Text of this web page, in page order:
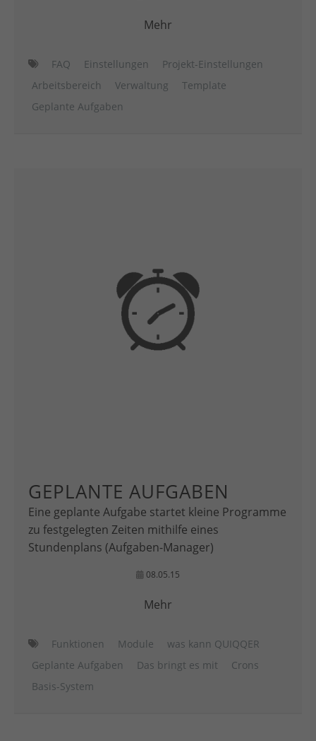
Mehr
FAQ Einstellungen
Projekt-Einstellungen
Arbeitsbereich
Verwaltung
Template
Geplante Aufgaben
GEPLANTE AUFGABEN
Eine geplante Aufgabe startet kleine Programme
zu festgelegten Zeiten mithilfe eines
Stundenplans (Aufgaben-Manager)
08.05.15
Mehr
Funktionen Module
was kann QUIQQER
Geplante Aufgaben
Das bringt es mit
Crons
Basis-System